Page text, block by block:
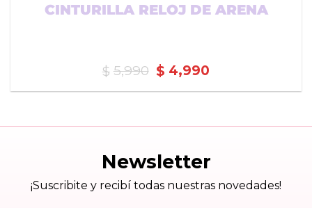
CINTURILLA RELOJ DE ARENA
$ 5,990 El
original
$5,990.
$ 4,990
actual
$4,990.
Newsletter
¡Suscribite y recibí todas nuestras novedades!